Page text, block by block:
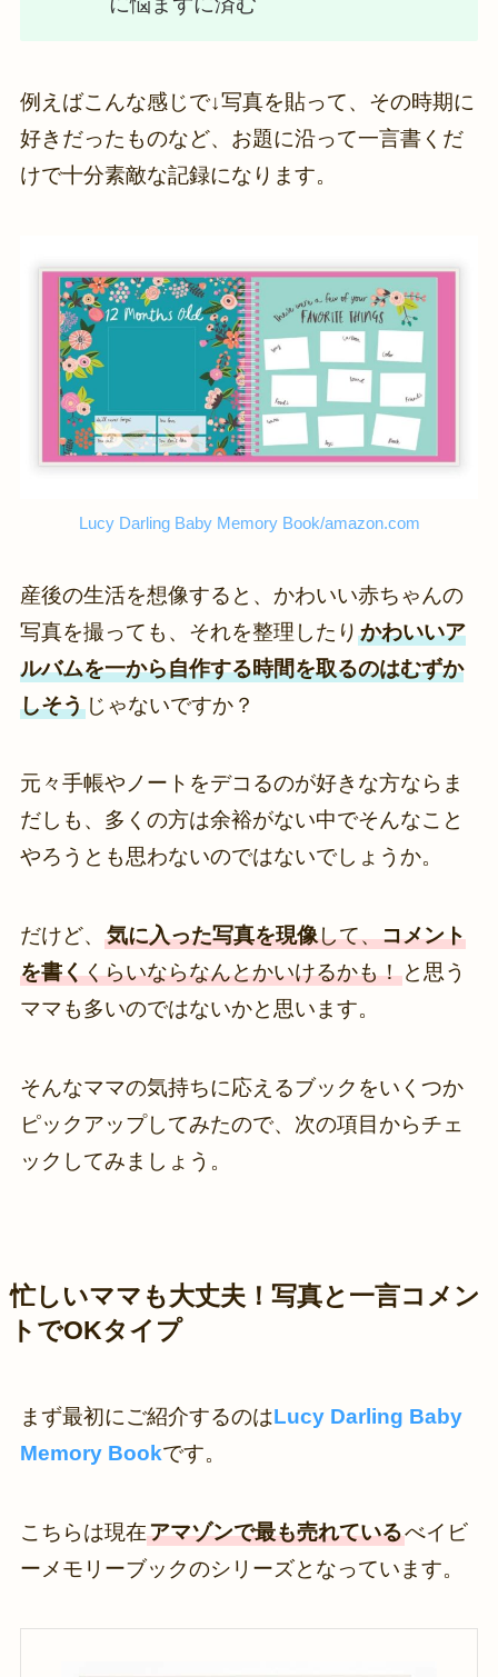
例えばこんな感じで↓写真を貼って、その時期に
好きだったものなど、お題に沿って一言書くだ
けで十分素敵な記録になります。
Lucy Darling Baby Memory Book/amazon.com
産後の生活を想像すると、かわいい赤ちゃんの
写真を撮っても、それを整理したり かわいいア
ルバムを一から自作する時間を取るのはむずか
しそうじゃないですか？
元々手帳やノートをデコるのが好きな方ならま
だしも、多くの方は余裕がない中でそんなこと
やろうとも思わないのではないでしょうか。
だけど、 気に入った写真を現像して、コメント
を書くくらいならなんとかいけるかも！と思う
ママも多いのではないかと思います。
そんなママの気持ちに応えるブックをいくつか
ピックアップしてみたので、次の項目からチェ
ックしてみましょう。
忙しいママも大丈夫！写真と一言コメン
トでOKタイプ
まず最初にご紹介するのはLucy Darling Baby
Memory Bookです。
こちらは現在アマゾンで最も売れているべイビ
ーメモリーブックのシリーズとなっています。